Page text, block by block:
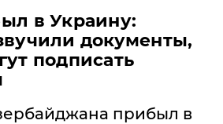
в Украину:
документы,
подписать
прибыл в